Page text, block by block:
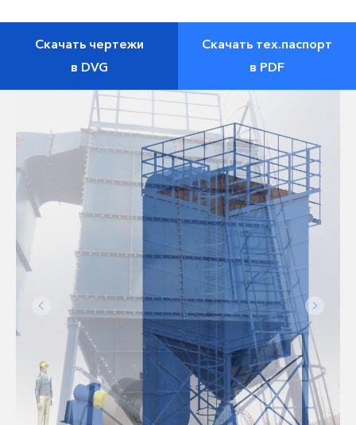
Скачать тех.паспорт
в PDF
Скачать чертежи
в DVG